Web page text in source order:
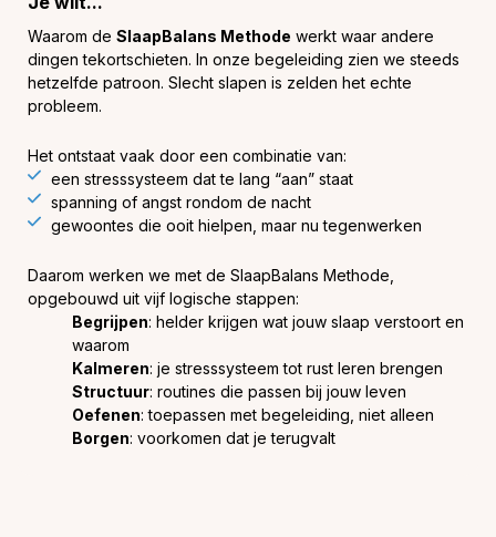
Waarom de SlaapBalans Methode werkt waar andere
dingen tekortschieten. In onze begeleiding zien we steeds
hetzelfde patroon. Slecht slapen is zelden het echte
probleem.
Het ontstaat vaak door een combinatie van:
een stresssysteem dat te lang “aan” staat
spanning of angst rondom de nacht
gewoontes die ooit hielpen, maar nu tegenwerken
Daarom werken we met de SlaapBalans Methode,
opgebouwd uit vijf logische stappen:
Begrijpen: helder krijgen wat jouw slaap verstoort en
waarom
Kalmeren: je stresssysteem tot rust leren brengen
Structuur: routines die passen bij jouw leven
Oefenen: toepassen met begeleiding, niet alleen
Borgen: voorkomen dat je terugvalt